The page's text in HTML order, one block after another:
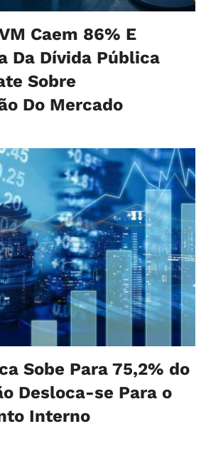
Caem 86% E
Da Dívida Pública
Sobre
Do Mercado
Sobe Para 75,2% do
Desloca-se Para o
Interno